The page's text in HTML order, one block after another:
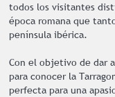
todos los visitantes
época romana que
península ibérica.
Con el objetivo de dar
para conocer la
perfecta para una